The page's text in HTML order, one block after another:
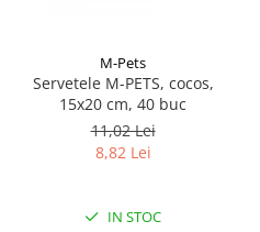
M-Pets
Servetele M-PETS, cocos,
15x20 cm, 40 buc
11,02 Lei
8,82 Lei
IN STOC